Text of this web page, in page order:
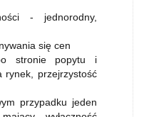
- jednorodny,
się cen
stronie popytu i
rynek, przejrzystość
przypadku jeden